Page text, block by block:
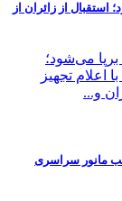
از زائران از
می‌شود؛
اعلام تجهیز
و...
مانور سراسری